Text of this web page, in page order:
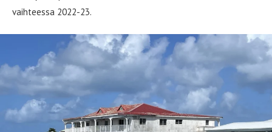
vaihteessa 2022-23.